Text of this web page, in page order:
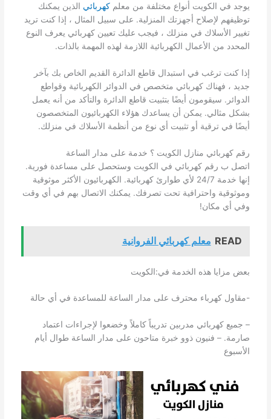
يوجد في الكويت أنواع مختلفة من معلم كهربائي الذين يمكنك
توظيفهم لإصلاح أجهزتك المنزلية. على سبيل المثال ، إذا كنت تريد
تغيير الأسلاك في منزلك ، فيجب عليك تعيين كهربائي يعرف النوع
المحدد من الأعمال الكهربائية اللازمة لهذه المهمة بالذات.
إذا كنت ترغب في استبدال قاطع الدائرة القديم الخاص بك بآخر
جديد ، فهناك كهربائي متخصص في الدوائر الكهربائية وقواطع
الدوائر. سيقومون أيضًا بتثبيت قاطع الدائرة والتأكد من أنه يعمل
بشكل مثالي. يمكن أن يساعدك هؤلاء الكهربائيون المتخصصون
أيضًا في ترقية أو تثبيت أي نوع من أنظمة الأسلاك في منزلك.
رقم كهربائي منازل الكويت ؟ خدمة على مدار الساعة
اتصل ب رقم كهربائي في الكويت وستحصل على مساعدة فورية.
إنها خدمة 24/7 لأي طوارئ كهربائية. الكهربائيون الأكثر موثوقية
وموثوقية واحترافية تحت تصرفك. يمكنك الاتصال بهم في أي وقت
وفي أي مكان!
READ معلم كهربائي الفروانية
بعض مزايا هذه الخدمة في:الكويت
-مقاول كهرباء محترف على مدار الساعة للمساعدة في أي حالة
– جميع كهربائي مدربين تدريباً كاملاً وخضعوا لإجراءات اعتماد
صارمة. – فنيون ذوو خبرة متاحون على مدار الساعة طوال أيام
الأسبوع